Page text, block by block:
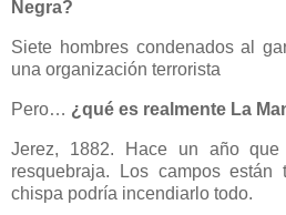
Negra?
Siete hombres condenados al
una organización terrorista
Pero… ¿qué es realmente La
Jerez, 1882. Hace un año
resquebraja. Los campos
chispa podría incendiarlo todo.